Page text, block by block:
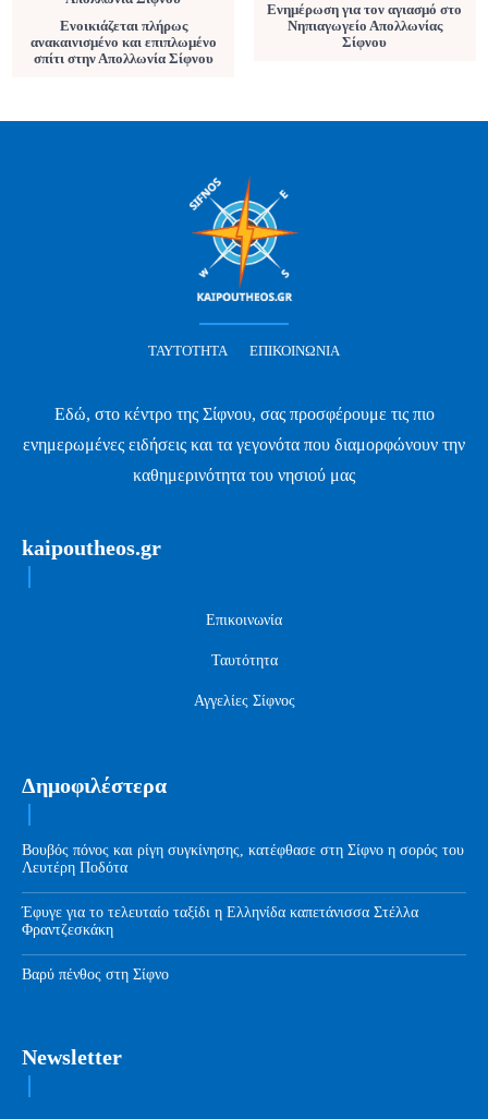
Ενοικιάζεται πλήρως
ανακαινισμένο και επιπλωμένο
σπίτι στην Απολλωνία Σίφνου
Ενημέρωση για τον αγιασμό στο
Νηπιαγωγείο Απολλωνίας
Σίφνου
ΤΑΥΤΌΤΗΤΑ ΕΠΙΚΟΙΝΩΝΊΑ
Εδώ, στο κέντρο της Σίφνου, σας προσφέρουμε τις πιο
ενημερωμένες ειδήσεις και τα γεγονότα που διαμορφώνουν την
καθημερινότητα του νησιού μας
kaipoutheos.gr
Επικοινωνία
Ταυτότητα
Αγγελίες Σίφνος
Δημοφιλέστερα
Βουβός πόνος και ρίγη συγκίνησης, κατέφθασε στη Σίφνο η σορός του
Λευτέρη Ποδότα
Έφυγε για το τελευταίο ταξίδι η Ελληνίδα καπετάνισσα Στέλλα
Φραντζεσκάκη
Βαρύ πένθος στη Σίφνο
Newsletter